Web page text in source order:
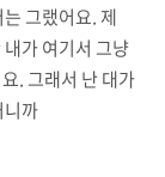
그랬어요. 제
가 여기서 그냥
. 그래서 난 대가
니까